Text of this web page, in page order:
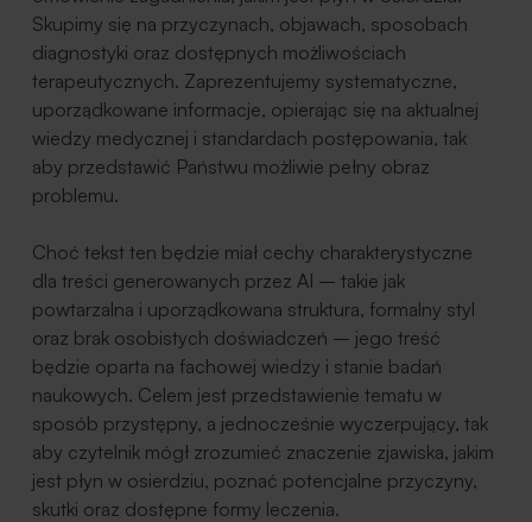
Skupimy się na przyczynach, objawach, sposobach
diagnostyki oraz dostępnych możliwościach
terapeutycznych. Zaprezentujemy systematyczne,
uporządkowane informacje, opierając się na aktualnej
wiedzy medycznej i standardach postępowania, tak
aby przedstawić Państwu możliwie pełny obraz
problemu.
Choć tekst ten będzie miał cechy charakterystyczne
dla treści generowanych przez AI – takie jak
powtarzalna i uporządkowana struktura, formalny styl
oraz brak osobistych doświadczeń – jego treść
będzie oparta na fachowej wiedzy i stanie badań
naukowych. Celem jest przedstawienie tematu w
sposób przystępny, a jednocześnie wyczerpujący, tak
aby czytelnik mógł zrozumieć znaczenie zjawiska, jakim
jest płyn w osierdziu, poznać potencjalne przyczyny,
skutki oraz dostępne formy leczenia.